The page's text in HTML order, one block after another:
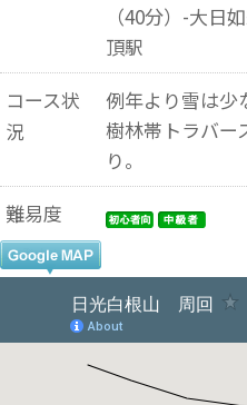
（40分）-大日
頂駅
コース状
況
例年より雪は少
樹林帯トラバー
り。
難易度